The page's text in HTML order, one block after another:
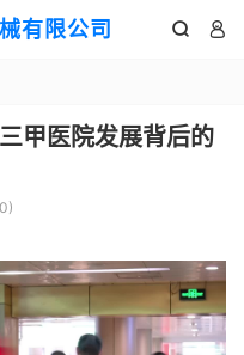
有限公司  
甲医院发展背后的
0)